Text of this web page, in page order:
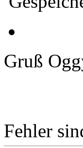
Gruß
Fehler